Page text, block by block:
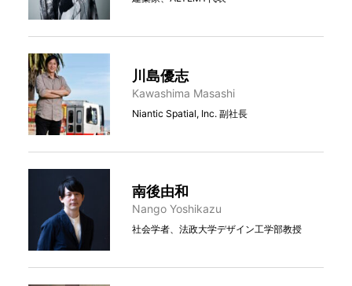
川島優志
Kawashima Masashi
Niantic Spatial, Inc. 副社長
南後由和
Nango Yoshikazu
社会学者、法政大学デザイン工学部教授